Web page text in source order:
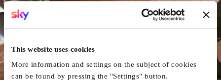
This website uses cookies
More information and settings on the subject of cookies
can be found by pressing the "Settings" button.